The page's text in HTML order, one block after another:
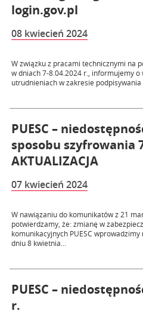
login.gov.pl
08 kwiecień 2024
W związku z pracami technicznymi na
w dniach 7-8.04.2024 r., informujemy o
utrudnieniach w zakresie podpisywania
PUESC –
sposobu szyfrowania
AKTUALIZACJA
07 kwiecień 2024
W nawiązaniu do komunikatów z 21
potwierdzamy, że: zmianę w
komunikacyjnych PUESC
dniu 8 kwietnia...
PUESC –
r.